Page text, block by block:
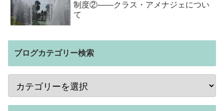
制度②――クラス・アメナジェについ
て
ブログカテゴリー検索